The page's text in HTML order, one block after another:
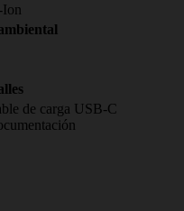
de carga USB-C